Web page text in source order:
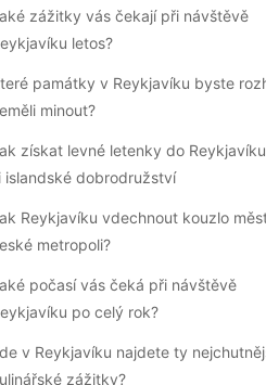
zážitky vás čekají při návštěvě
letos?
památky v Reykjavíku byste
minout?
získat levné letenky do
islandské dobrodružství
Reykjavíku vdechnout kouzlo
metropoli?
počasí vás čeká při návštěvě
po celý rok?
v Reykjavíku najdete ty
zážitky?